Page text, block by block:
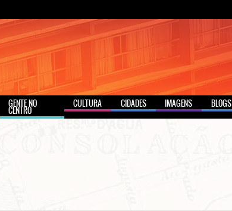
GENTE NO
CENTRO
CULTURA CIDADES IMAGENS BLOGS